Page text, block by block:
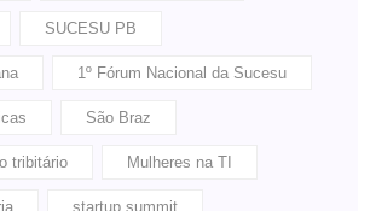
SUCESU PB
1º Fórum Nacional da Sucesu
São Braz
tribitário Mulheres na TI
startup summit